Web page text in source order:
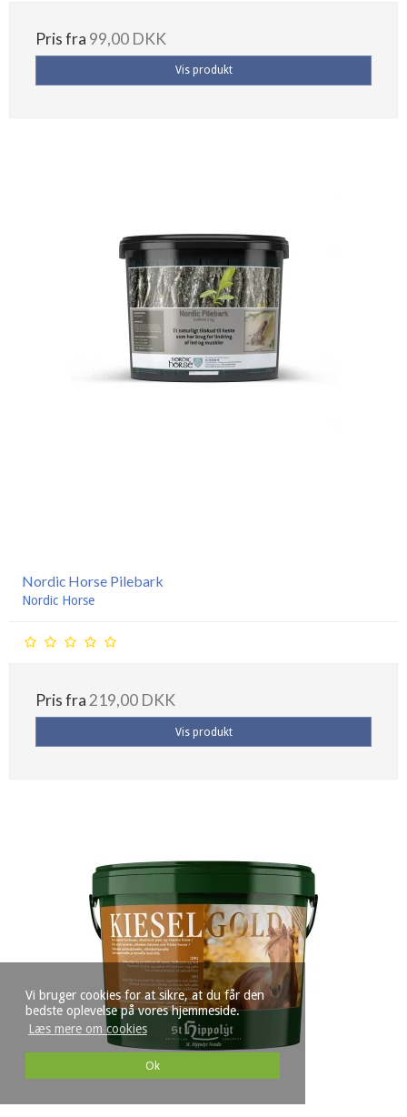
Vi bruger cookies for at sikre, at du får den
bedste oplevelse på vores hjemmeside.
Læs mere om cookies
Ok
Pris fra 99,00 DKK
Vis produkt
Nordic Horse Pilebark
Nordic Horse
Pris fra219,00 DKK
Vis produkt